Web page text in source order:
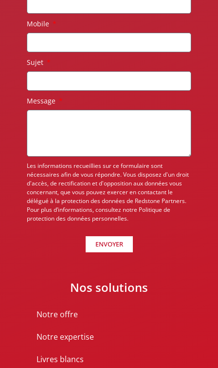
Mobile
Sujet
Message
Les informations recueillies sur ce formulaire sont
nécessaires afin de vous répondre. Vous disposez d'un droit
d'accès, de rectification et d'opposition aux données vous
concernant, que vous pouvez exercer en contactant le
délégué à la protection des données de Redstone Partners.
Pour plus d’informations, consultez notre Politique de
protection des données personnelles.
ENVOYER
Nos solutions
Notre offre
Notre expertise
Livres blancs